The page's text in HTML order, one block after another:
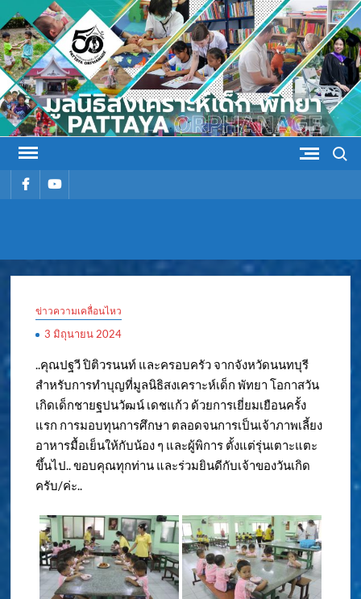
Skip
to
content
รายการรายการ
สงเคราะห์
ข่าวความเคลื่อนไหว
3 มิถุนายน 2024
..คุณปฐวี ปิติวรนนท์ และครอบครัว จากจังหวัดนนทบุรี
สำหรับการทำบุญที่มูลนิธิสงเคราะห์เด็ก พัทยา โอกาสวัน
เกิดเด็กชายฐปนวัฒน์ เดชแก้ว ด้วยการเยี่ยมเยือนครั้ง
แรก การมอบทุนการศึกษา ตลอดจนการเป็นเจ้าภาพเลี้ยง
อาหารมื้อเย็นให้กับน้อง ๆ และผู้พิการ ตั้งแต่รุ่นเตาะแตะ
ขึ้นไป.. ขอบคุณทุกท่าน และร่วมยินดีกับเจ้าของวันเกิด
ครับ/ค่ะ..